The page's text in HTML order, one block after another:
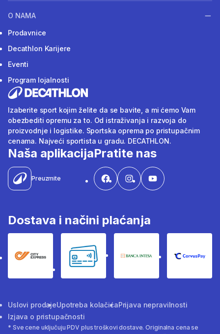
O NAMA
Prodavnice
Decathlon Karijere
Eventi
Program lojalnosti
Izaberite sport kojim želite da se bavite, a mi ćemo Vam
obezbediti opremu za to. Od istraživanja i razvoja do
proizvodnje i logistike. Sportska oprema po pristupačnim
cenama. Najveći sportista u gradu. DECATHLON.
Naša aplikacija
Preuzmite
Pratite nas
Dostava i načini plaćanja
City Express Bankovne karticeBanka Intesa
Uslovi prodajeUpotreba kolačićaPrijava nepravilnosti
Izjava o pristupačnosti
* Sve cene uključuju PDV plus troškovi dostave. Originalna cena se